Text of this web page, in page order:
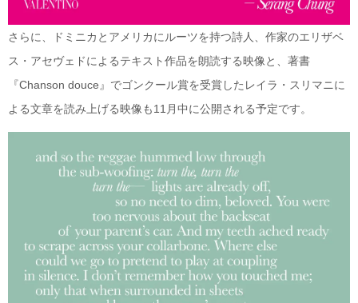
さらに、ドミニカとアメリカにルーツを持つ詩人、作家のエリザベ
ス・アセヴェドによるテキスト作品を朗読する映像と、著書
『Chanson douce』でゴンクール賞を受賞したレイラ・スリマニに
よる文章を読み上げる映像も11月中に公開される予定です。